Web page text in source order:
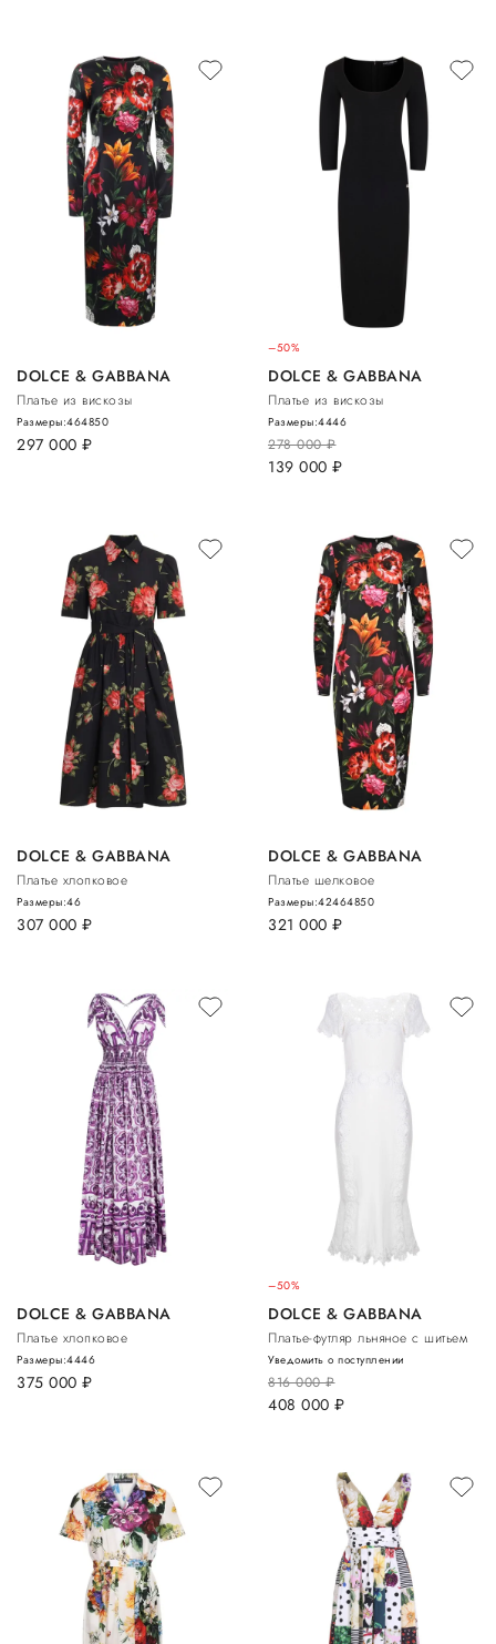
DOLCE & GABBANA
Платье из вискозы
297 000 руб.
Размеры:464850
–50%
DOLCE & GABBANA
Платье из вискозы
278 000руб.
139 000 руб.
Размеры:4446
DOLCE & GABBANA
Платье хлопковое
307 000 руб.
Размеры:46
DOLCE & GABBANA
Платье шелковое
321 000 руб.
Размеры:42464850
DOLCE & GABBANA
Платье хлопковое
375 000 руб.
Размеры:4446
–50%
DOLCE & GABBANA
Платье-футляр льняное с шитьем
816 000руб.
408 000 руб.
Уведомить о поступлении